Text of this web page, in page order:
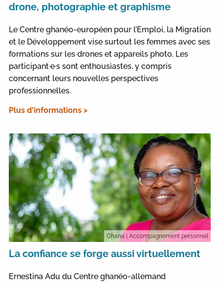
drone, photographie et graphisme
Le Centre ghanéo-européen pour l’Emploi, la Migration
et le Développement vise surtout les femmes avec ses
formations sur les drones et appareils photo. Les
participant·e·s sont enthousiastes, y compris
concernant leurs nouvelles perspectives
professionnelles.
Plus d'informations >
Ghana | Accompagnement personnel
La confiance se forge aussi virtuellement
Ernestina Adu du Centre ghanéo-allemand